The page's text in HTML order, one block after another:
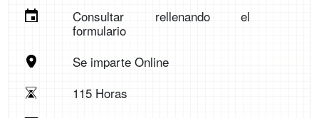
Consultar rellenando el
formulario
Se imparte Online
115 Horas